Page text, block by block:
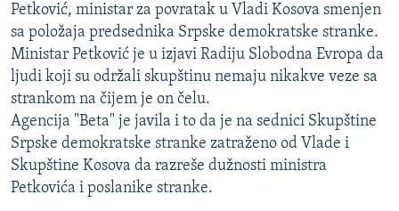
INFOGRAFIKE
KINA NA BALKANU
RSE PRIČE IZ SVIJETA
ISPRIČAJ MI
DNEVNO@RSE
SPECIJALI RSE
VIŠE OD NASLOVA
PRATITE NAS
Petković, ministar za povratak u Vladi Kosova smenjen
sa položaja predsednika Srpske demokratske stranke.
Ministar Petković je u izjavi Radiju Slobodna Evropa da
ljudi koji su održali skupštinu nemaju nikakve veze sa
strankom na čijem je on čelu.
Agencija "Beta" je javila i to da je na sednici Skupštine
Srpske demokratske stranke zatraženo od Vlade i
Skupštine Kosova da razreše dužnosti ministra
Petkovića i poslanike stranke.